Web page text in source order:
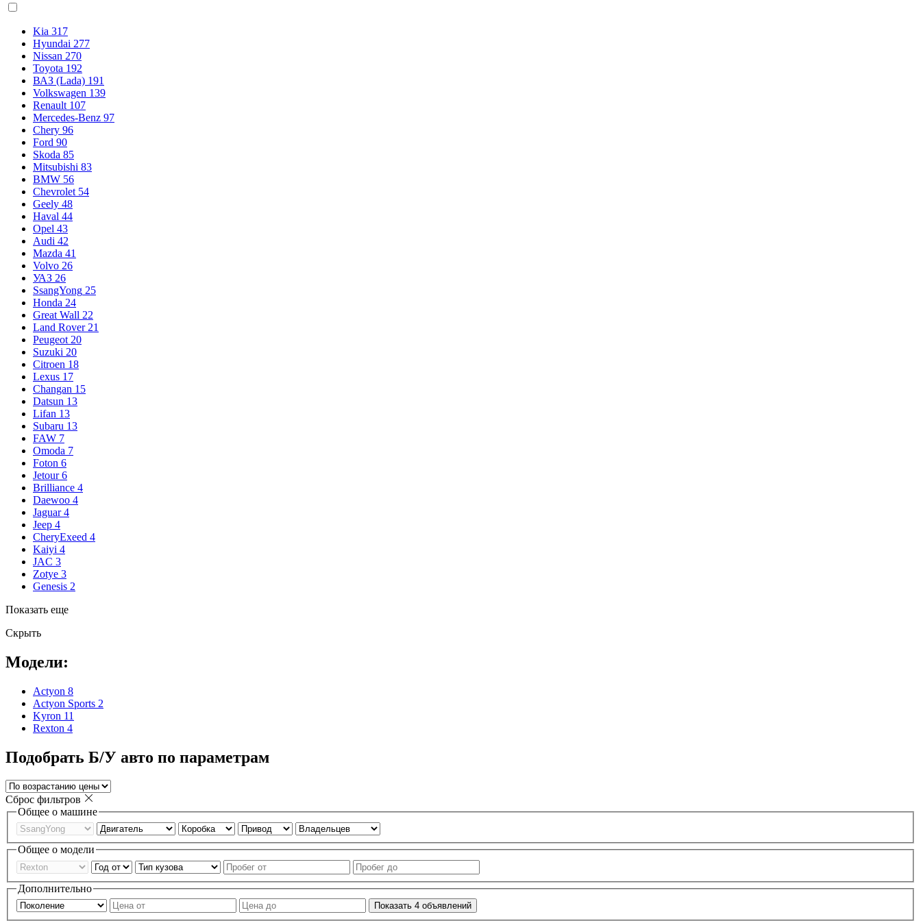
Kia 317
Hyundai 277
Nissan 270
Toyota 192
ВАЗ (Lada) 191
Volkswagen 139
Renault 107
Mercedes-Benz 97
Chery 96
Ford 90
Skoda 85
Mitsubishi 83
BMW 56
Chevrolet 54
Geely 48
Haval 44
Opel 43
Audi 42
Mazda 41
Volvo 26
УАЗ 26
SsangYong 25
Honda 24
Great Wall 22
Land Rover 21
Peugeot 20
Suzuki 20
Citroen 18
Lexus 17
Changan 15
Datsun 13
Lifan 13
Subaru 13
FAW 7
Omoda 7
Foton 6
Jetour 6
Brilliance 4
Daewoo 4
Jaguar 4
Jeep 4
CheryExeed 4
Kaiyi 4
JAC 3
Zotye 3
Genesis 2
Показать еще
Скрыть
Модели:
Actyon 8
Actyon Sports 2
Kyron 11
Rexton 4
Подобрать Б/У авто по параметрам
Сброс фильтров
Общее о машине
Общее о модели
Дополнительно
Показать 4 объявлений